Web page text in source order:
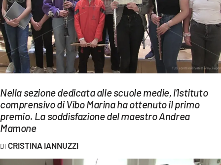
EVENTI
SPORT
Streaming
LAC TV
LAC NETWORK
LAC ONAIR
LaC
Network
Nella sezione dedicata alle scuole medie, l’Istituto
comprensivo di Vibo Marina ha ottenuto il primo
premio. La soddisfazione del maestro Andrea
Mamone
CRISTINA IANNUZZI